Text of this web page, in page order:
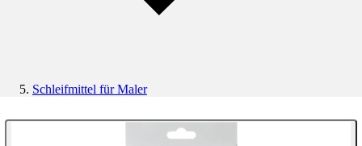
Schleifmittel für Maler